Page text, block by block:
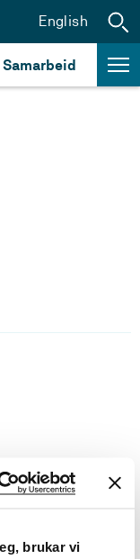
brukar vi
Samarbeid
English